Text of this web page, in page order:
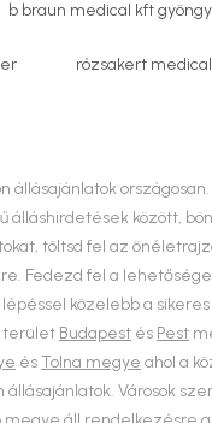
b braun medical kft
rózsakert
állásajánlatok országosan.
álláshirdetések között,
töltsd fel az
Fedezd fel a
közelebb a
terület Budapest és Pest
ésTolna megye ahol a
állásajánlatok. Városok